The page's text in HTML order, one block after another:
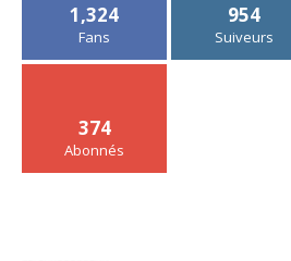
1,324
Fans
954
Suiveurs
374
Abonnés